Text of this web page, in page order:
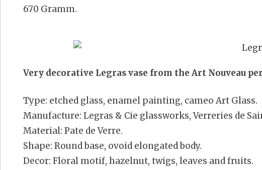
670 Gramm.
Very decorative Legras vase from the Art Nouveau
Type: etched glass, enamel painting, cameo Art Glass.
Manufacture: Legras & Cie glassworks, Verreries de
Material: Pate de Verre.
Shape: Round base, ovoid elongated body.
Decor: Floral motif, hazelnut, twigs, leaves and fruits.